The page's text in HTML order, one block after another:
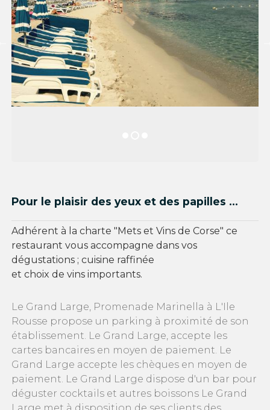
Pour le plaisir des yeux et des papilles ...
Adhérent à la charte "Mets et Vins de Corse" ce
restaurant vous accompagne dans vos
dégustations ; cuisine raffinée
et choix de vins importants.
Le Grand Large, Promenade Marinella à L'Ile
Rousse propose un parking à proximité de son
établissement. Le Grand Large, accepte les
cartes bancaires en moyen de paiement. Le
Grand Large accepte les chèques en moyen de
paiement. Le Grand Large dispose d'un bar pour
déguster cocktails et autres boissons Le Grand
Large met à disposition de ses clients des